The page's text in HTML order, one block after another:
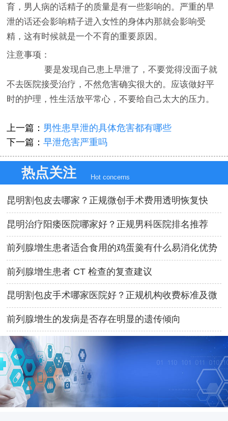
育，男人病的话精子的质量是有一些影响的。严重的早
泄的话还会影响精子进入女性的身体内那就会影响受
精，这有时候就是一个不育的重要原因。
注意事项：
要是发现自己患上早泄了，不要觉得没面子就
不去医院接受治疗，不然危害确实很大的。应该做好平
时的护理，性生活放平常心，不要给自己太大的压力。
上一篇： 男性患早泄的具体危害都有哪些
下一篇：早泄危害严重吗
热点关注 Hot concerns
昆明割包皮去哪家？正规微创手术费用透明恢复快
昆明治疗阳痿医院哪家好？正规男科医院排名推荐
前列腺增生患者适合食用的鸡蛋羹有什么易消化优势
前列腺增生患者 CT 检查的复查建议
昆明割包皮手术哪家医院好？正规机构收费标准及微
创技术优势详解
前列腺增生的发病是否存在明显的遗传倾向